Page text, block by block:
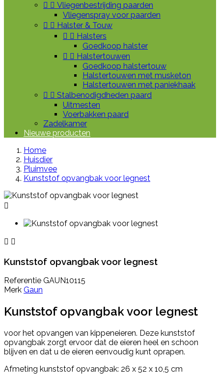
  Vliegenbestrijding paarden
Vliegenspray voor paarden
  Halster & Touw
  Halsters
Goedkoop halster
  Halstertouwen
Goedkoop halstertouw
Halstertouwen met musketon
Halstertouwen met paniekhaak
  Stalbenodigdheden paard
Uitmesten
Voerbakken paard
Zadelkamer
Nieuwe producten
Home
Huisdier
Pluimvee
Kunststof opvangbak voor legnest

 
Kunststof opvangbak voor legnest
Referentie GAUN10115
Merk Gaun
Kunststof opvangbak voor legnest
voor het opvangen van kippeneieren. Deze kunststof
opvangbak zorgt ervoor dat de eieren heel en schoon
blijven en dat u de eieren eenvoudig kunt oprapen.
Afmeting kunststof opvangbak: 26 x 52 x 10,5 cm